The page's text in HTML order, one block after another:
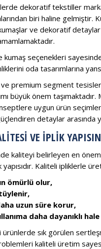
dekoratif tekstiller
biri haline gelmiştir.
ve dekoratif
kumaş seçenekleri
oda tasarımlarına
premium segment
büyük önem taşımaktadır.
uygun ürün
detaylar arasında
VE İPLIK
kaliteyi belirleyen en
yapısıdır. Kaliteli ipliklerle
ömürlü olur,
uzun süre korur,
daha dayanıklı
ürünlerde sık görülen
kaliteli üretim